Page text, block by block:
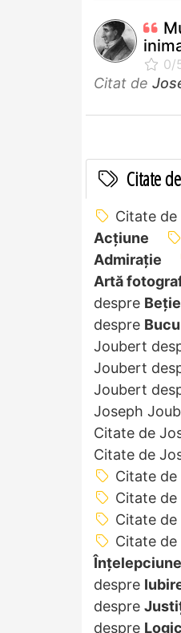
Citat de
Citate
Citate
Acțiune
Admirație
Artă
despre Beție
despre
Joubert
Joubert
Joubert
Joseph
Citate de
Citate de
Citate
Citate
Citate
Citate
Înțelepciune
despre
despre
despre